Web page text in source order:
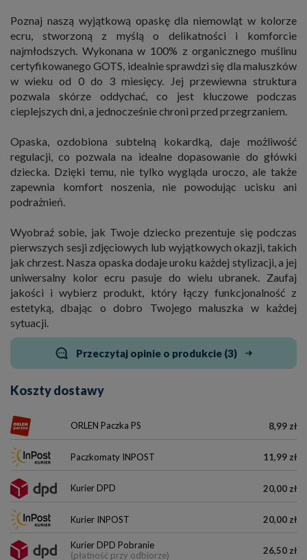
Poznaj naszą wyjątkową opaskę dla niemowląt w kolorze
ecru, stworzoną z myślą o delikatności i komforcie
najmłodszych. Wykonana w 100% z organicznego muślinu
certyfikowanego GOTS, idealnie sprawdzi się dla maluszków
w wieku od 0 do 3 miesięcy. Jej przewiewna struktura
pozwala skórze oddychać, co jest kluczowe podczas
cieplejszych dni, a jednocześnie chroni przed przegrzaniem.
Opaska, ozdobiona subtelną kokardką, daje możliwość
regulacji, co pozwala na idealne dopasowanie do główki
dziecka. Dzięki temu, nie tylko wygląda uroczo, ale także
zapewnia komfort noszenia, nie powodując ucisku ani
podrażnień.
Wyobraź sobie, jak Twoje dziecko prezentuje się podczas
pierwszych sesji zdjęciowych lub wyjątkowych okazji, takich
jak chrzest. Nasza opaska dodaje uroku każdej stylizacji, a jej
uniwersalny kolor ecru pasuje do wielu ubranek. Zaufaj
jakości i wybierz produkt, który łączy funkcjonalność z
estetyką, dbając o dobro Twojego maluszka w każdej
sytuacji.
Przeczytaj opinie o produkcie (3)
Koszty dostawy
ORLEN Paczka PS 8,99 zł
Paczkomaty INPOST 11,99 zł
Kurier DPD 20,00 zł
Kurier INPOST 20,00 zł
Kurier DPD Pobranie
(płatność przy odbiorze)
26,50 zł